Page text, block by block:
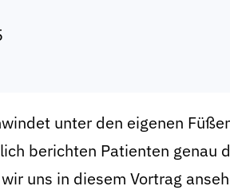
unter den eigenen
berichten Patienten genau
uns in diesem Vortrag